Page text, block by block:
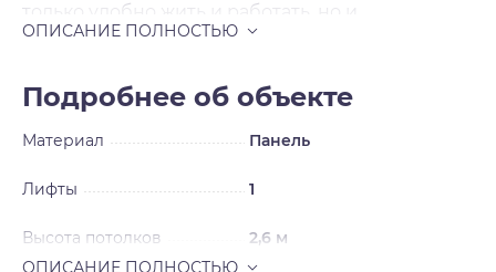
только удобно жить и работать, но и
полноценно отдыхать.
*как старт первого жилья
*как жилье для небольшой семьи
*для молодых и пожилых возможность жить
* доступный вариант для сдачи в аренду и
Подробнее об объекте
Материал Панель
Лифты 1
Высота потолков 2,6 м